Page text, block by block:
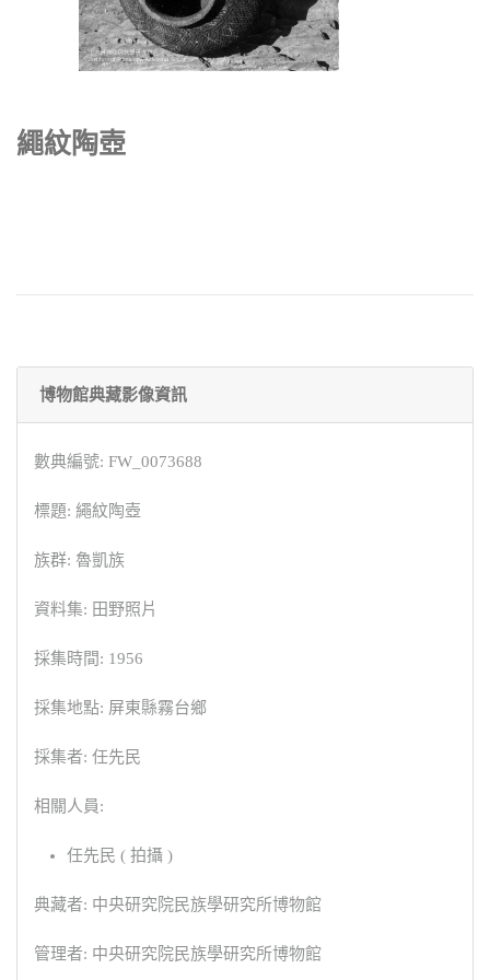
繩紋陶壺
博物館典藏影像資訊
數典編號: FW_0073688
標題: 繩紋陶壺
族群: 魯凱族
資料集: 田野照片
採集時間: 1956
採集地點: 屏東縣霧台鄉
採集者: 任先民
相關人員:
任先民 ( 拍攝 )
典藏者: 中央研究院民族學研究所博物館
管理者: 中央研究院民族學研究所博物館